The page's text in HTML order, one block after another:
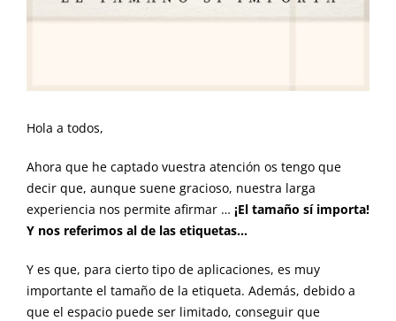
Hola a todos,
Ahora que he captado vuestra atención os tengo que
decir que, aunque suene gracioso, nuestra larga
experiencia nos permite afirmar … ¡El tamaño sí importa!
Y nos referimos al de las etiquetas…
Y es que, para cierto tipo de aplicaciones, es muy
importante el tamaño de la etiqueta. Además, debido a
que el espacio puede ser limitado, conseguir que